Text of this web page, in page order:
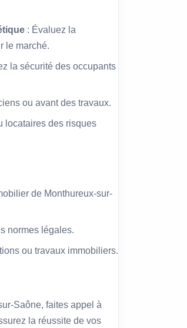
: Évaluez la
le marché.
la sécurité des occupants
ou avant des travaux.
locataires des risques
de Monthureux-sur-
normes légales.
ou travaux immobiliers.
Saône, faites appel à
la réussite de vos